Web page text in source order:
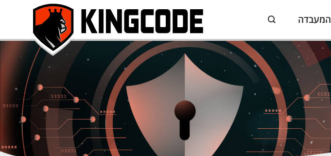
המעבדה Search: